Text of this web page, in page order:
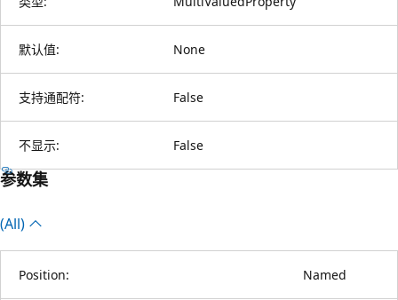
默认值: None
支持通配符: False
不显示: False
参数集
(All)
Position: Named